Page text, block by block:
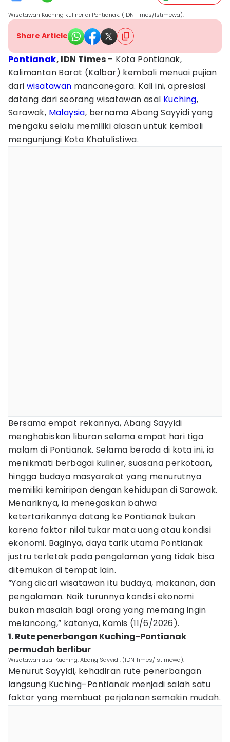
Wisatawan Kuching kuliner di Pontianak. (IDN Times/Istimewa).
Share Article
Pontianak, IDN Times – Kota Pontianak,
Kalimantan Barat (Kalbar) kembali menuai pujian
dari wisatawan mancanegara. Kali ini, apresiasi
datang dari seorang wisatawan asal Kuching,
Sarawak, Malaysia, bernama Abang Sayyidi yang
mengaku selalu memiliki alasan untuk kembali
mengunjungi Kota Khatulistiwa.
Bersama empat rekannya, Abang Sayyidi
menghabiskan liburan selama empat hari tiga
malam di Pontianak. Selama berada di kota ini, ia
menikmati berbagai kuliner, suasana perkotaan,
hingga budaya masyarakat yang menurutnya
memiliki kemiripan dengan kehidupan di Sarawak.
Menariknya, ia menegaskan bahwa
ketertarikannya datang ke Pontianak bukan
karena faktor nilai tukar mata uang atau kondisi
ekonomi. Baginya, daya tarik utama Pontianak
justru terletak pada pengalaman yang tidak bisa
ditemukan di tempat lain.
“Yang dicari wisatawan itu budaya, makanan, dan
pengalaman. Naik turunnya kondisi ekonomi
bukan masalah bagi orang yang memang ingin
melancong,” katanya, Kamis (11/6/2026).
1. Rute penerbangan Kuching-Pontianak
permudah berlibur
Wisatawan asal Kuching, Abang Sayyidi. (IDN Times/istimewa).
Menurut Sayyidi, kehadiran rute penerbangan
langsung Kuching–Pontianak menjadi salah satu
faktor yang membuat perjalanan semakin mudah.